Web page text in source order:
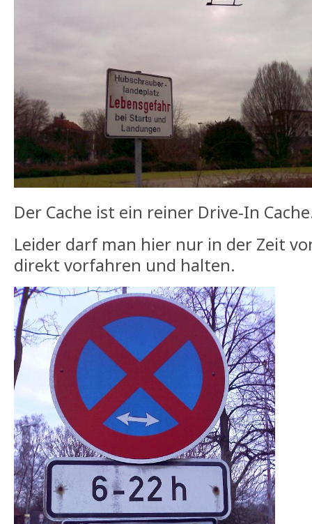
Der Cache ist ein reiner Drive-In
Leider darf man hier nur in der Zeit
direkt vorfahren und halten.